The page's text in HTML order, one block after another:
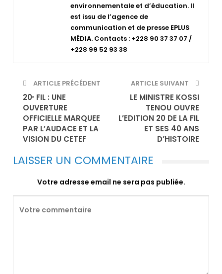
environnementale et d’éducation. Il
est issu de l’agence de
communication et de presse EPLUS
MÉDIA. Contacts : +228 90 37 37 07 /
+228 99 52 93 38
ARTICLE PRÉCÉDENT
20ᵉ FIL : UNE
OUVERTURE
OFFICIELLE MARQUEE
PAR L’AUDACE ET LA
VISION DU CETEF
ARTICLE SUIVANT
LE MINISTRE KOSSI
TENOU OUVRE
L’EDITION 20 DE LA FIL
ET SES 40 ANS
D’HISTOIRE
LAISSER UN COMMENTAIRE
Votre adresse email ne sera pas publiée.